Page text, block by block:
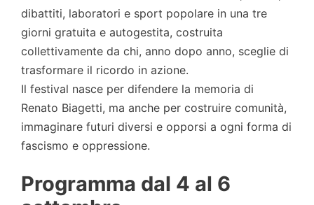
dibattiti, laboratori e sport popolare in una tre
giorni gratuita e autogestita, costruita
collettivamente da chi, anno dopo anno, sceglie di
trasformare il ricordo in azione.
Il festival nasce per difendere la memoria di
Renato Biagetti, ma anche per costruire comunità,
immaginare futuri diversi e opporsi a ogni forma di
fascismo e oppressione.
Programma dal 4 al 6